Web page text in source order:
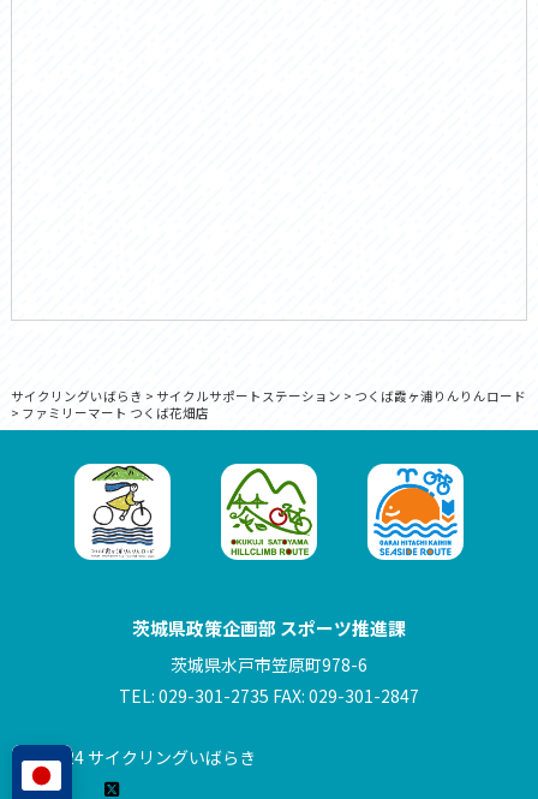
サイクリングいばらき > サイクルサポートステーション > つくば霞ヶ浦りんりんロード
> ファミリーマート つくば花畑店
茨城県政策企画部 スポーツ推進課
茨城県水戸市笠原町978-6
TEL: 029-301-2735 FAX: 029-301-2847
© 2024 サイクリングいばらき